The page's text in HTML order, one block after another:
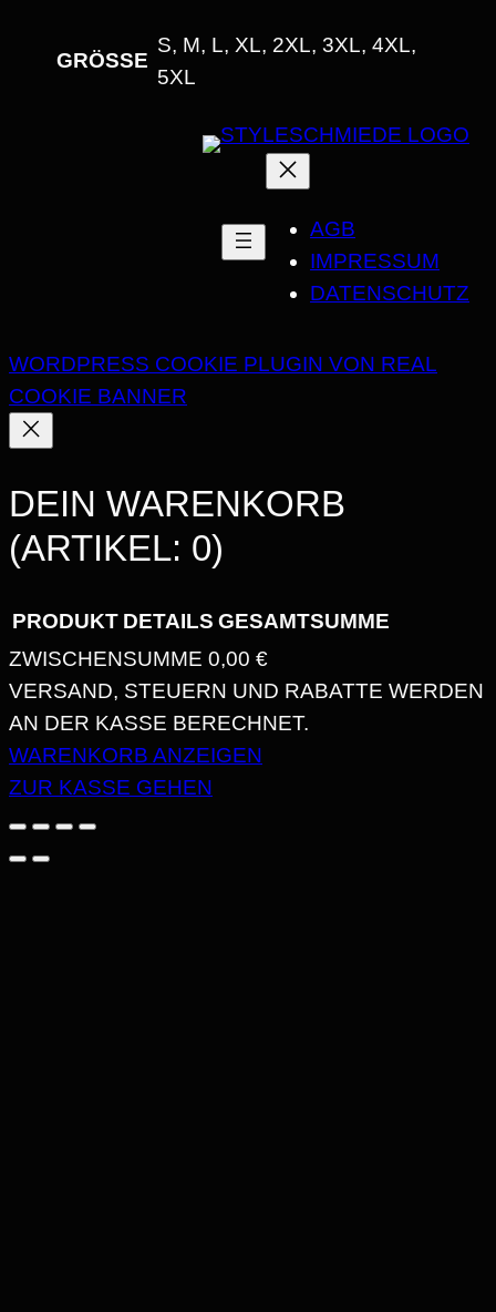
GRÖSSE
S, M, L, XL, 2XL, 3XL, 4XL,
5XL
AGB
IMPRESSUM
DATENSCHUTZ
WORDPRESS COOKIE PLUGIN VON REAL
COOKIE BANNER
DEIN WARENKORB
(ARTIKEL: 0)
PRODUKTE
IM
WARENKORB
PRODUKT DETAILS GESAMTSUMME
ZWISCHENSUMME 0,00 €
VERSAND, STEUERN UND RABATTE WERDEN
AN DER KASSE BERECHNET.
WARENKORB ANZEIGEN
ZUR KASSE GEHEN